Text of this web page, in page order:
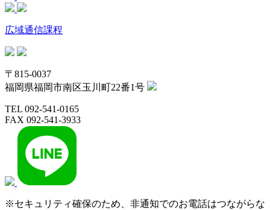
広域通信課程
〒815-0037
福岡県福岡市南区玉川町22番1号
TEL 092-541-0165
FAX 092-541-3933
※セキュリティ確保のため、非通知でのお電話はつながらな